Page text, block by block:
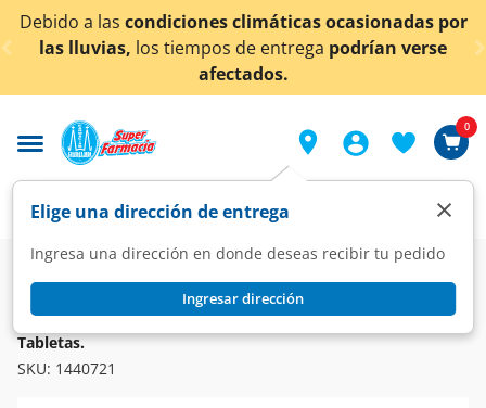
< div class="carousel-inner">
climáticas ocasionadas por
de entregapodrían verse
¡Ahora también
Elige una dirección de entrega
Ingresa una dirección en donde deseas recibir tu pedido
Ingresar dirección
×
0
Farmacia Vitaminas y Suplementos Multivitaminas
Citrato de Potasio Vidanat Suplemento Alimenticio, 60
Tabletas.
SKU: 1440721